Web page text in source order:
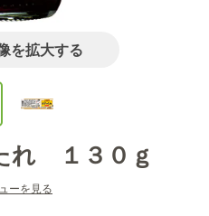
を拡大する
れ １３０ｇ
ーを見る